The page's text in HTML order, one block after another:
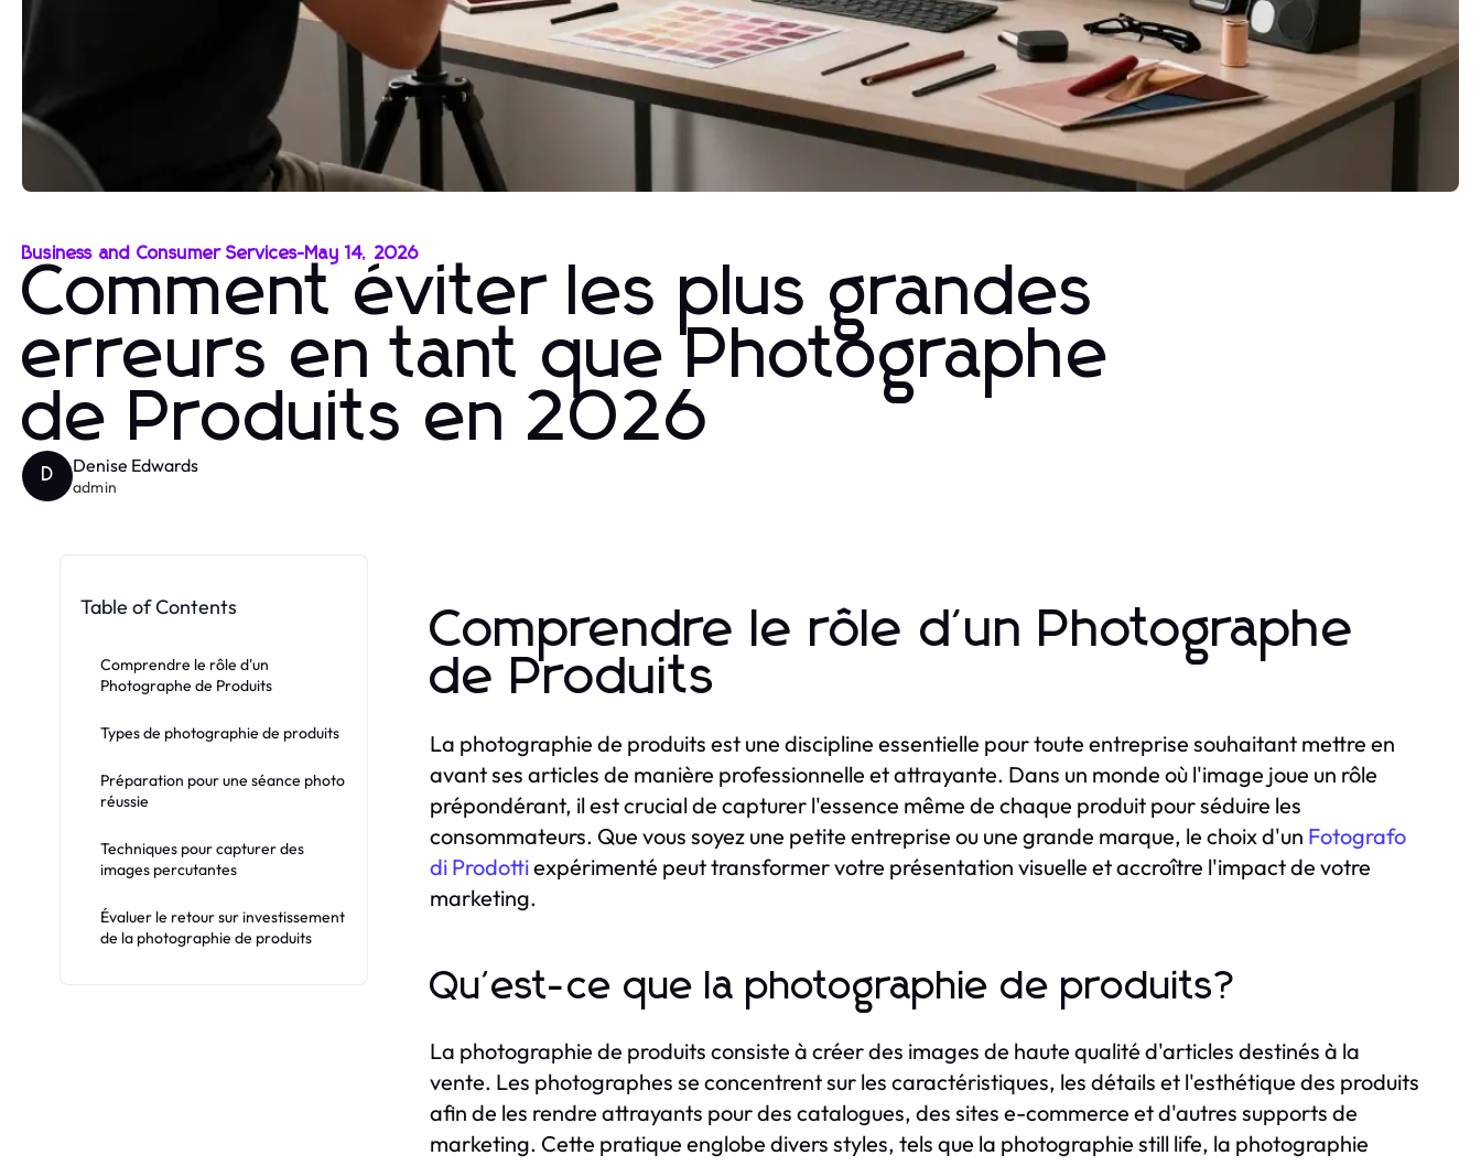
Business and Consumer Services-May 14, 2026
Comment éviter les plus grandes
erreurs en tant que Photographe
de Produits en 2026
D Denise Edwards
admin
Table of Contents
Comprendre le rôle d'un
Photographe de Produits
Types de photographie de produits
Préparation pour une séance photo
réussie
Techniques pour capturer des
images percutantes
Évaluer le retour sur investissement
de la photographie de produits
Comprendre le rôle d'un Photographe
de Produits
La photographie de produits est une discipline essentielle pour toute entreprise souhaitant mettre en
avant ses articles de manière professionnelle et attrayante. Dans un monde où l'image joue un rôle
prépondérant, il est crucial de capturer l'essence même de chaque produit pour séduire les
consommateurs. Que vous soyez une petite entreprise ou une grande marque, le choix d'un Fotografo
di Prodottiexpérimenté peut transformer votre présentation visuelle et accroître l'impact de votre
marketing.
Qu'est-ce que la photographie de produits?
La photographie de produits consiste à créer des images de haute qualité d'articles destinés à la
vente. Les photographes se concentrent sur les caractéristiques, les détails et l'esthétique des produits
afin de les rendre attrayants pour des catalogues, des sites e-commerce et d'autres supports de
marketing. Cette pratique englobe divers styles, tels que la photographie still life, la photographie